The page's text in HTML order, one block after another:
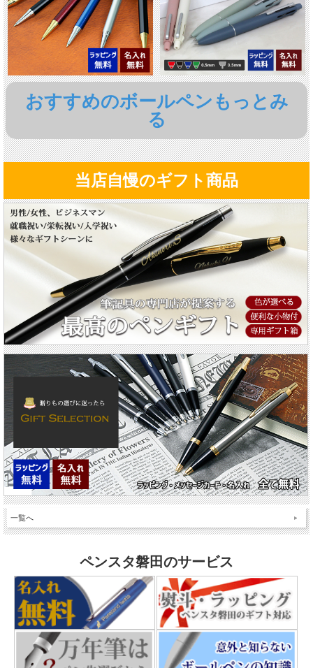
おすすめのボールペンもっとみ
る
当店自慢のギフト商品
一覧へ
ペンスタ磐田のサービス